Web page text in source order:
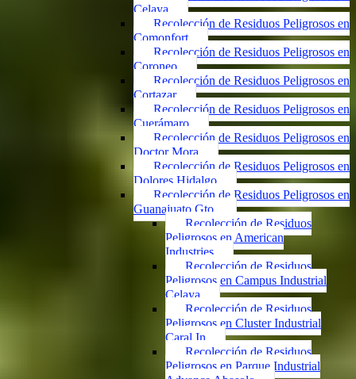
Celaya
Recolección de Residuos Peligrosos en
Comonfort
Recolección de Residuos Peligrosos en
Coroneo
Recolección de Residuos Peligrosos en
Cortazar
Recolección de Residuos Peligrosos en
Cuerámaro
Recolección de Residuos Peligrosos en
Doctor Mora
Recolección de Residuos Peligrosos en
Dolores Hidalgo
Recolección de Residuos Peligrosos en
Guanajuato Gto.
Recolección de Residuos
Peligrosos en American
Industries
Recolección de Residuos
Peligrosos en Campus Industrial
Celaya
Recolección de Residuos
Peligrosos en Cluster Industrial
Caral In
Recolección de Residuos
Peligrosos en Parque Industrial